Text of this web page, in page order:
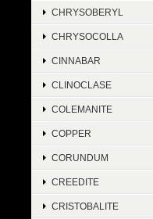
CHRYSOBERYL
CHRYSOCOLLA
CINNABAR
CLINOCLASE
COLEMANITE
COPPER
CORUNDUM
CREEDITE
CRISTOBALITE